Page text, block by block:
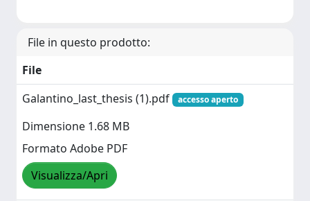
File in questo prodotto:
File
Galantino_last_thesis (1).pdf
accesso aperto
Dimensione 1.68 MB
Formato Adobe PDF
Visualizza/Apri